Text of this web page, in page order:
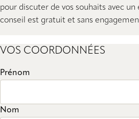
pour discuter de vos souhaits avec
conseil est gratuit et sans
VOS COORDONNÉES
Prénom
Nom